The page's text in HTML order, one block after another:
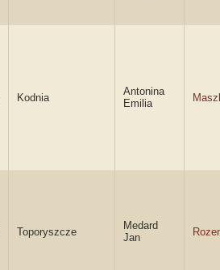
Kodnia
Antonina
Emilia
Toporyszcze
Medard
Jan